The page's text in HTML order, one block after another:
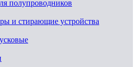
полупроводников
и стирающие устройства